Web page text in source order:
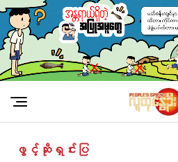
ဖွင့်ဆိုရှင်းပြ